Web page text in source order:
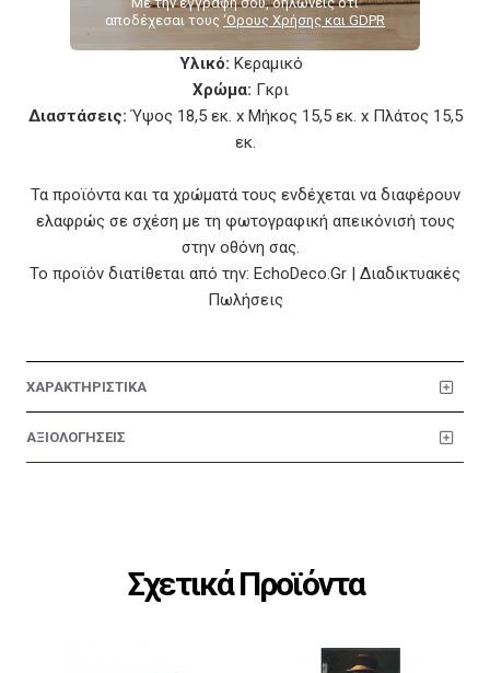
Χαρακτηριστικά
Υλικό: Κεραμικό
Χρώμα: Γκρι
Διαστάσεις: Ύψος 18,5 εκ. x Μήκος 15,5 εκ. x Πλάτος 15,5
εκ.
Τα προϊόντα και τα χρώματά τους ενδέχεται να διαφέρουν
ελαφρώς σε σχέση με τη φωτογραφική απεικόνισή τους
στην οθόνη σας.
Το προϊόν διατίθεται από την: EchoDeco.Gr | Διαδικτυακές
Πωλήσεις
ΧΑΡΑΚΤΗΡΙΣΤΙΚΑ
ΑΞΙΟΛΟΓΗΣΕΙΣ
Σχετικά Προϊόντα
αποδέχεσαι τους ‘Ορους Χρήσης και GDPR